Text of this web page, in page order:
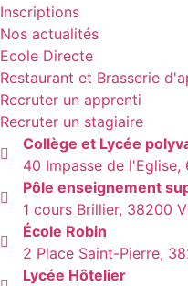
Inscriptions
Nos actualités
Ecole Directe
Restaurant et Brasserie
Recruter un apprenti
Recruter un stagiaire
Collège et Lycée
40 Impasse de
Pôle enseignement
1 cours Brillier, 38200
École Robin
2 Place Saint-Pierre,
Lycée Hôtelier